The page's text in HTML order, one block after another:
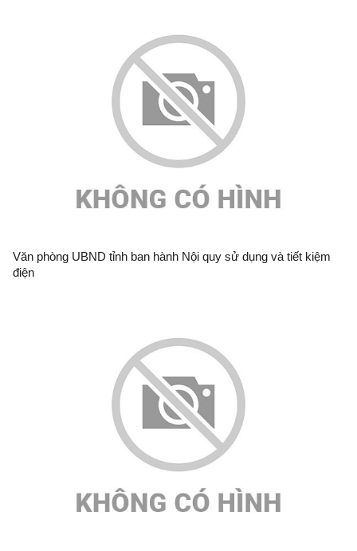
Văn phòng UBND tỉnh ban hành Nội quy sử dụng và tiết kiệm
điện